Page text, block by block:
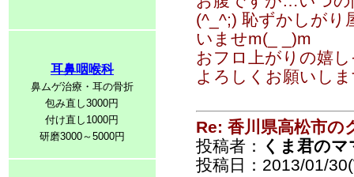
耳鼻咽喉科
鼻ムゲ治療・耳の骨折
包み直し3000円
付け直し1000円
研磨3000～5000円
(^_^;) 恥ずかしがり
いませm(_ _)m
おフロ上がりの嬉
よろしくお願いし
Re: 香川県高松市の
投稿者：
くま君のマ
投稿日：2013/01/